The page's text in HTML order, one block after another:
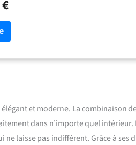
une flexibilité supplémentaire.
four : 56,8x59,4x55 cm. Niche pour
façades et le corps de la cuisine sont
DE LIVRAISON : bloc de cuisine
et moderne. La combinaison
dans n’importe quel
laisse pas indifférent. Grâce à ses